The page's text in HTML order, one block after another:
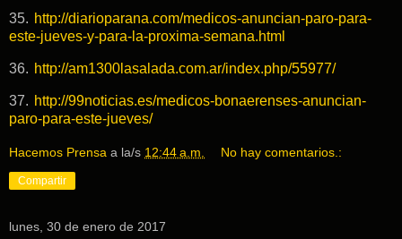
35. http://diarioparana.com/medicos-anuncian-paro-para-
este-jueves-y-para-la-proxima-semana.html
36. http://am1300lasalada.com.ar/index.php/55977/
37. http://99noticias.es/medicos-bonaerenses-anuncian-
paro-para-este-jueves/
Hacemos Prensa a la/s 12:44 a.m. No hay comentarios.:
Compartir
lunes, 30 de enero de 2017